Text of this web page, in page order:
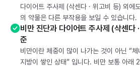
다이어트 주사제 (삭센다 · 위고비 등) 외에
의 약물은 다른 부작용을 보일 수 있습니다.
비만 진단과 다이어트 주사제 (삭센다
준
비만이란 체중이 많이 나가는 것이 아닌 “
지방이 쌓인 상태” 입니다. 비만 보통 아래